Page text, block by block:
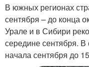
В южных регионах
сентября – до конца
Урале и в Сибири
середине сентября.
начала сентября до